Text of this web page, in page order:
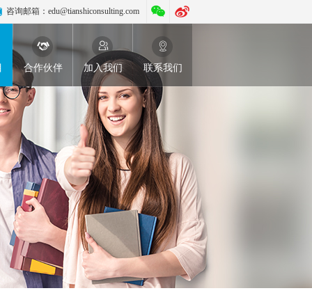
咨询邮箱： edu@tianshiconsulting.com
合作伙伴 加入我们 联系我们